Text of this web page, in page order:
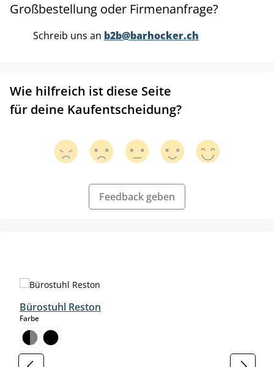
Großbestellung oder Firmenanfrage?
Schreib uns an b2b@barhocker.ch
Wie hilfreich ist diese Seite
für deine Kaufentscheidung?
Feedback geben
Bürostuhl Reston
Farbeauswählen